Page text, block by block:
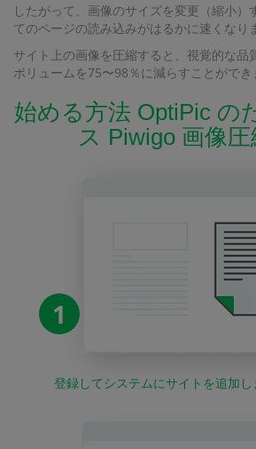
したがって、画像のサイズを変更（縮小）
てのページの読み込みがはるかに速くなり
サイト上の画像を圧縮すると、視覚的な品
ボリュームを75〜98％に減らすことができ
始める方法 OptiPic の
ス Piwigo 画像圧
1
登録してシステムにサイトを追加し